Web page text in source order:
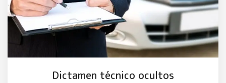
Dictamen técnico ocultos